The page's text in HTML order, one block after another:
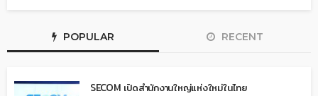
POPULAR RECENT
SECOM เปิดสำนักงานใหญ่แห่งใหม่ในไทย